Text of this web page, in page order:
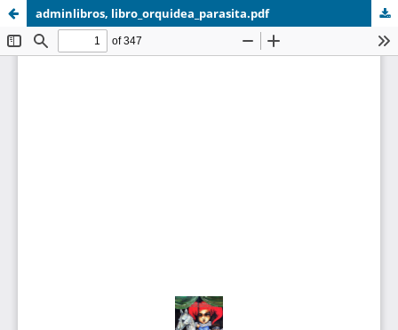
adminlibros, libro_orquidea_parasita.pdf